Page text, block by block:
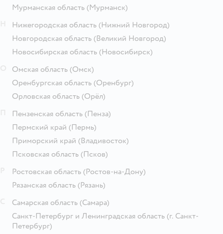
Мурманская область (Мурманск)
Нижегородская область (Нижний Новгород)
Новгородская область (Великий Новгород)
Новосибирская область (Новосибирск)
Омская область (Омск)
Оренбургская область (Оренбург)
Орловская область (Орёл)
Пензенская область (Пенза)
Пермский край (Пермь)
Приморский край (Владивосток)
Псковская область (Псков)
Ростовская область (Ростов-на-Дону)
Рязанская область (Рязань)
Самарская область (Самара)
Санкт-Петербург и Ленинградская область (г. Санкт-
Петербург)